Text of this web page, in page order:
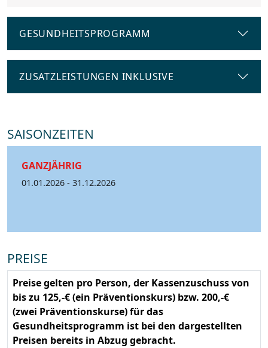
GESUNDHEITSPROGRAMM
ZUSATZLEISTUNGEN INKLUSIVE
SAISONZEITEN
GANZJÄHRIG
01.01.2026 - 31.12.2026
PREISE
Preise gelten pro Person, der Kassenzuschuss von
bis zu 125,-€ (ein Präventionskurs) bzw. 200,-€
(zwei Präventionskurse) für das
Gesundheitsprogramm ist bei den dargestellten
Preisen bereits in Abzug gebracht.